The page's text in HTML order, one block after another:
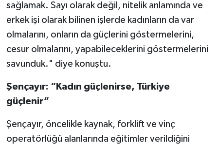
sağlamak. Sayı olarak değil, nitelik anlamında ve
erkek işi olarak bilinen işlerde kadınların da var
olmalarını, onların da güçlerini göstermelerini,
cesur olmalarını, yapabileceklerini göstermelerini
savunduk." diye konuştu.
Şençayır: “Kadın güçlenirse, Türkiye
güçlenir”
Şençayır, öncelikle kaynak, forklift ve vinç
operatörlüğü alanlarında eğitimler verildiğini